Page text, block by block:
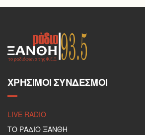
ΧΡΉΣΙΜΟΙ ΣΎΝΔΕΣΜΟΙ
LIVE RADIO
ΤΟ ΡΑΔΙΟ ΞΑΝΘΗ